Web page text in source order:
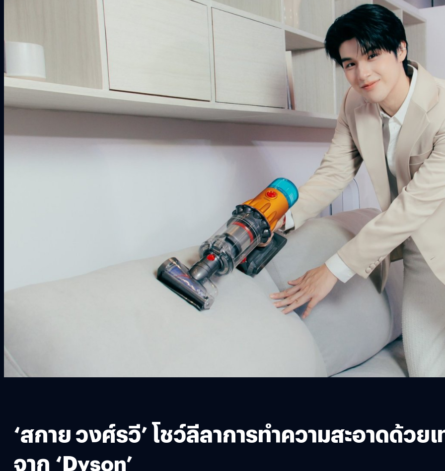
‘สกาย วงศ์รวี’ โชว์ลีลาการทำความสะอาดด้วย
จาก ‘Dyson’